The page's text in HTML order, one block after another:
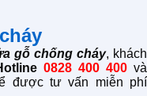
gỗ chống cháy, khách
0828 400 400 và
được tư vấn miễn phí